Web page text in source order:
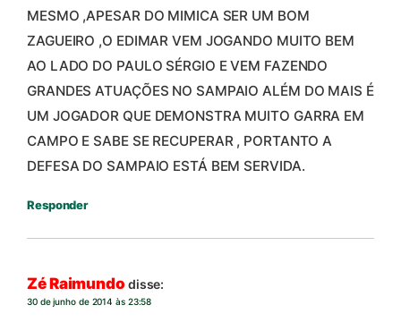
MESMO ,APESAR DO MIMICA SER UM BOM
ZAGUEIRO ,O EDIMAR VEM JOGANDO MUITO BEM
AO LADO DO PAULO SÉRGIO E VEM FAZENDO
GRANDES ATUAÇÕES NO SAMPAIO ALÉM DO MAIS É
UM JOGADOR QUE DEMONSTRA MUITO GARRA EM
CAMPO E SABE SE RECUPERAR , PORTANTO A
DEFESA DO SAMPAIO ESTÁ BEM SERVIDA.
Responder
Zé Raimundo disse:
30 de junho de 2014 às 23:58